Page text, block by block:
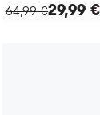
64,99 €29,99 €